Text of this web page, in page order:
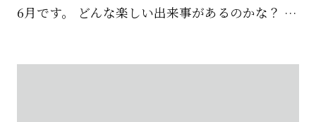
6月です。 どんな楽しい出来事があるのかな？ 楽しみです。 ステキな１ヶ月を